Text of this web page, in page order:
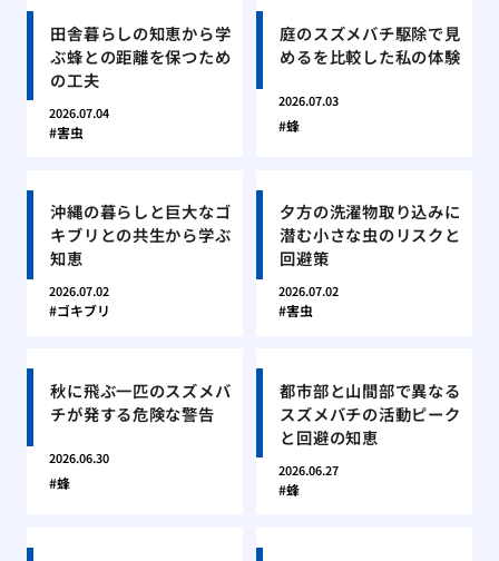
田舎暮らしの知恵から学
ぶ蜂との距離を保つため
の工夫
2026.07.04
害虫
庭のスズメバチ駆除で見
めるを比較した私の体験
2026.07.03
蜂
沖縄の暮らしと巨大なゴ
キブリとの共生から学ぶ
知恵
2026.07.02
ゴキブリ
夕方の洗濯物取り込みに
潜む小さな虫のリスクと
回避策
2026.07.02
害虫
秋に飛ぶ一匹のスズメバ
チが発する危険な警告
2026.06.30
蜂
都市部と山間部で異なる
スズメバチの活動ピーク
と回避の知恵
2026.06.27
蜂